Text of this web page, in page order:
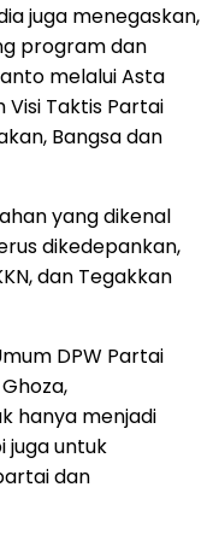
juga menegaskan,
program dan
melalui Asta
Taktis Partai
Bangsa dan
yang dikenal
dikedepankan,
dan Tegakkan
DPW Partai
hanya menjadi
juga untuk
dan